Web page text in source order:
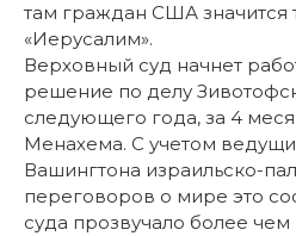
там граждан США значится
«Иерусалим».
Верховный суд начнет
решение по делу
следующего года, за 4
Менахема. С учетом
Вашингтона израильско-
переговоров о мире это
суда прозвучало более